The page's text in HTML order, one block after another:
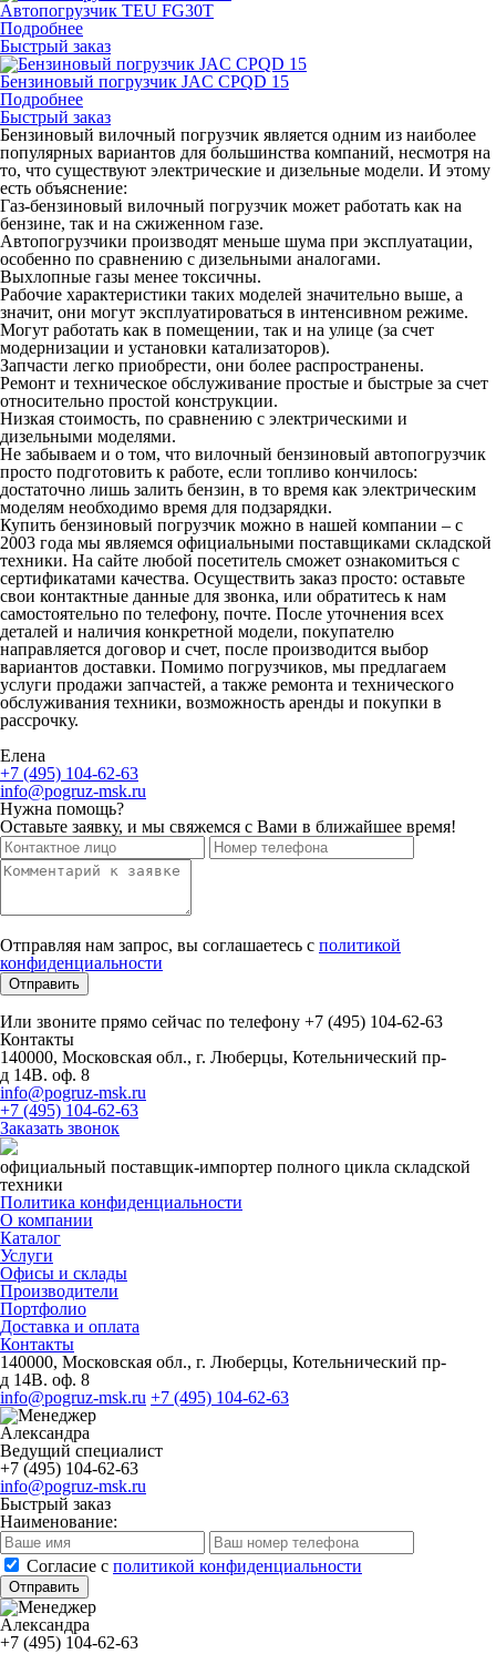
Автопогрузчик TEU FG30T
Подробнее
Быстрый заказ
Бензиновый погрузчик JAC CPQD 15
Подробнее
Быстрый заказ
Бензиновый вилочный погрузчик является одним из наиболее
популярных вариантов для большинства компаний, несмотря на
то, что существуют электрические и дизельные модели. И этому
есть объяснение:
Газ-бензиновый вилочный погрузчик может работать как на
бензине, так и на сжиженном газе.
Автопогрузчики производят меньше шума при эксплуатации,
особенно по сравнению с дизельными аналогами.
Выхлопные газы менее токсичны.
Рабочие характеристики таких моделей значительно выше, а
значит, они могут эксплуатироваться в интенсивном режиме.
Могут работать как в помещении, так и на улице (за счет
модернизации и установки катализаторов).
Запчасти легко приобрести, они более распространены.
Ремонт и техническое обслуживание простые и быстрые за счет
относительно простой конструкции.
Низкая стоимость, по сравнению с электрическими и
дизельными моделями.
Не забываем и о том, что вилочный бензиновый автопогрузчик
просто подготовить к работе, если топливо кончилось:
достаточно лишь залить бензин, в то время как электрическим
моделям необходимо время для подзарядки.
Купить бензиновый погрузчик можно в нашей компании – с
2003 года мы являемся официальными поставщиками складской
техники. На сайте любой посетитель сможет ознакомиться с
сертификатами качества. Осуществить заказ просто: оставьте
свои контактные данные для звонка, или обратитесь к нам
самостоятельно по телефону, почте. После уточнения всех
деталей и наличия конкретной модели, покупателю
направляется договор и счет, после производится выбор
вариантов доставки. Помимо погрузчиков, мы предлагаем
услуги продажи запчастей, а также ремонта и технического
обслуживания техники, возможность аренды и покупки в
рассрочку.
Елена
+7 (495) 104-62-63
info@pogruz-msk.ru
Нужна помощь?
Оставьте заявку, и мы свяжемся с Вами в ближайшее время!
Отправляя нам запрос, вы соглашаетесь с политикой
конфиденциальности
Отправить
Или звоните прямо сейчас по телефону +7 (495) 104-62-63
Контакты
140000, Московская обл., г. Люберцы, Котельнический пр-
д 14В. оф. 8
info@pogruz-msk.ru
+7 (495) 104-62-63
Заказать звонок
официальный поставщик-импортер полного цикла складской
техники
Политика конфиденциальности
О компании
Каталог
Услуги
Офисы и склады
Производители
Портфолио
Доставка и оплата
Контакты
140000, Московская обл., г. Люберцы, Котельнический пр-
д 14В. оф. 8
info@pogruz-msk.ru +7 (495) 104-62-63
Александра
Ведущий специалист
+7 (495) 104-62-63
info@pogruz-msk.ru
Быстрый заказ
Наименование:
Cогласие с политикой конфиденциальности
Отправить
Александра
+7 (495) 104-62-63